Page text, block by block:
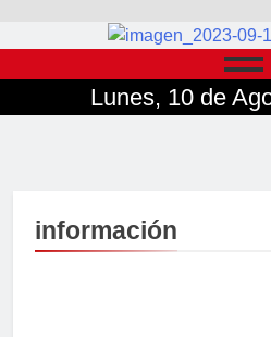
Lunes, 10 de
información